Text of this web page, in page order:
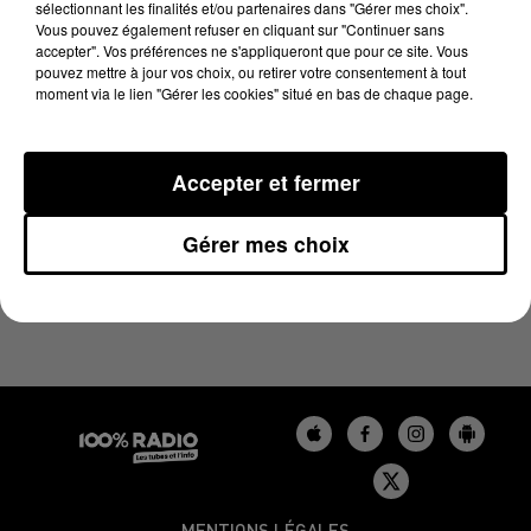
6 novembre 2023 - 1 min 14 sec
L'AGENDA DU BÉARN DU 06/11/2023 À 16H37
sélectionnant les finalités et/ou partenaires dans "Gérer mes choix".
Vous pouvez également refuser en cliquant sur "Continuer sans
accepter". Vos préférences ne s'appliqueront que pour ce site. Vous
pouvez mettre à jour vos choix, ou retirer votre consentement à tout
moment via le lien "Gérer les cookies" situé en bas de chaque page.
Gérer mes choix
Accepter et fermer